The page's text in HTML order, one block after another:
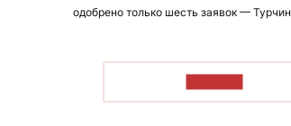
одобрено только шесть заявок — Турчин